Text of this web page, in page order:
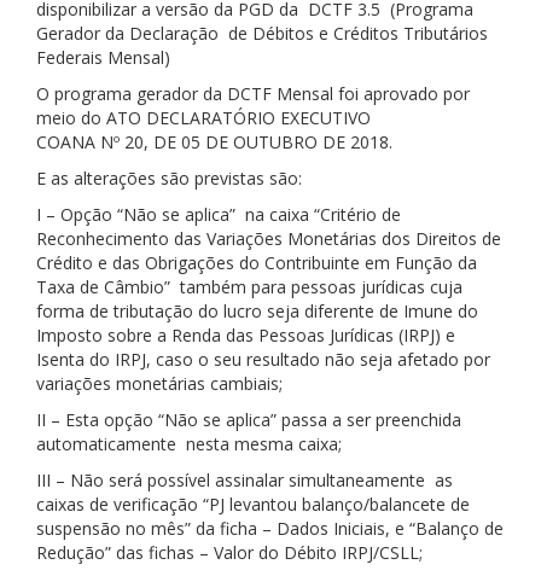
disponibilizar a versão da PGD da DCTF 3.5 (Programa
Gerador da Declaração de Débitos e Créditos Tributários
Federais Mensal)
O programa gerador da DCTF Mensal foi aprovado por
meio do ATO DECLARATÓRIO EXECUTIVO
COANA Nº 20, DE 05 DE OUTUBRO DE 2018.
E as alterações são previstas são:
I – Opção “Não se aplica” na caixa “Critério de
Reconhecimento das Variações Monetárias dos Direitos de
Crédito e das Obrigações do Contribuinte em Função da
Taxa de Câmbio” também para pessoas jurídicas cuja
forma de tributação do lucro seja diferente de Imune do
Imposto sobre a Renda das Pessoas Jurídicas (IRPJ) e
Isenta do IRPJ, caso o seu resultado não seja afetado por
variações monetárias cambiais;
II – Esta opção “Não se aplica” passa a ser preenchida
automaticamente nesta mesma caixa;
III – Não será possível assinalar simultaneamente as
caixas de verificação “PJ levantou balanço/balancete de
suspensão no mês” da ficha – Dados Iniciais, e “Balanço de
Redução” das fichas – Valor do Débito IRPJ/CSLL;